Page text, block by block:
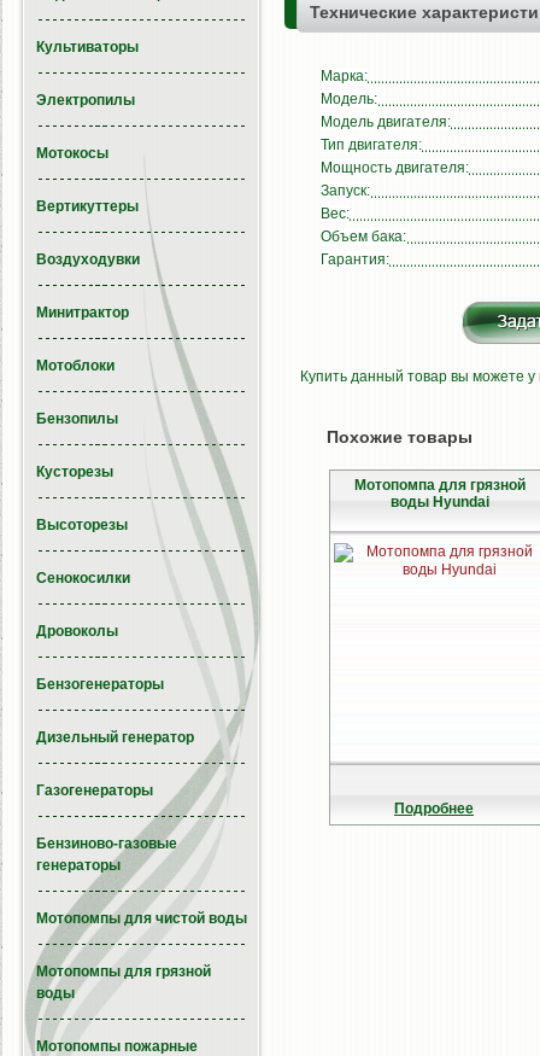
Технические
Марка:
Модель:
Модель двигателя:
Тип двигателя:
Мощность двигателя:
Запуск:
Вес:
Объем бака:
Гарантия:
Купить данный товар вы можете
Похожие товары
Мотопомпа для грязной
воды Hyundai
Подробнее
Культиваторы
Электропилы
Мотокосы
Вертикуттеры
Воздуходувки
Минитрактор
Мотоблоки
Бензопилы
Кусторезы
Высоторезы
Сенокосилки
Дровоколы
Бензогенераторы
Дизельный генератор
Газогенераторы
Бензиново-газовые
генераторы
Мотопомпы для чистой воды
Мотопомпы для грязной
воды
Мотопомпы пожарные